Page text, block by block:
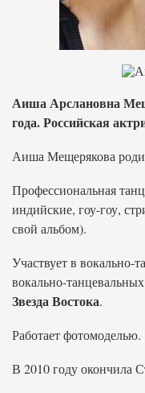
Аиша Арслановна
года. Российская
Аиша Мещерякова
Профессиональная
индийские, гоу-гоу,
свой альбом).
Участвует в вокально-
вокально-
Звезда Востока.
Работает фотомоделью.
В 2010 году окончила